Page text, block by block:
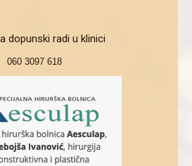
dopunski radi u klinici
060 3097 618